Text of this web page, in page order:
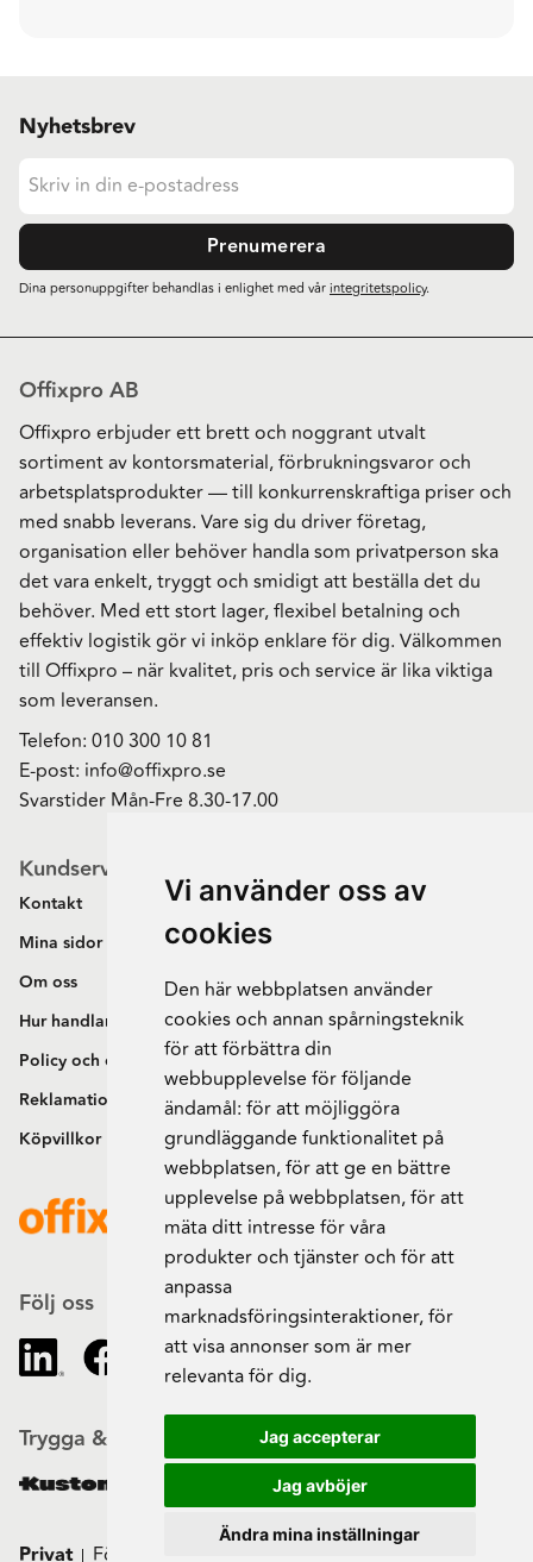
Vi använder oss av
cookies
Den här webbplatsen använder
cookies och annan spårningsteknik
för att förbättra din
webbupplevelse för följande
ändamål: för att möjliggöra
grundläggande funktionalitet på
webbplatsen,för att ge en bättre
upplevelse på webbplatsen,för att
mäta ditt intresse för våra
produkter och tjänster och för att
anpassa
marknadsföringsinteraktioner,för
att visa annonser som är mer
relevanta för dig.
Jag accepterar
Jag avböjer
Ändra mina inställningar
Nyhetsbrev
Prenumerera
Dina personuppgifter behandlas i enlighet med vårintegritetspolicy.
Offixpro AB
Offixpro erbjuder ett brett och noggrant utvalt
sortiment av kontorsmaterial, förbrukningsvaror och
arbetsplatsprodukter — till konkurrenskraftiga priser och
med snabb leverans. Vare sig du driver företag,
organisation eller behöver handla som privatperson ska
det vara enkelt, tryggt och smidigt att beställa det du
behöver. Med ett stort lager, flexibel betalning och
effektiv logistik gör vi inköp enklare för dig. Välkommen
till Offixpro – när kvalitet, pris och service är lika viktiga
som leveransen.
Telefon: 010 300 10 81
E-post: info@offixpro.se
Svarstider Mån-Fre 8.30-17.00
Kundservice
Kontakt
Mina sidor
Om oss
Hur handlar jag?
Policy och cookies
Reklamation och retur
Köpvillkor
Följ oss
Trygga & säkra beställningar
Privat Företag